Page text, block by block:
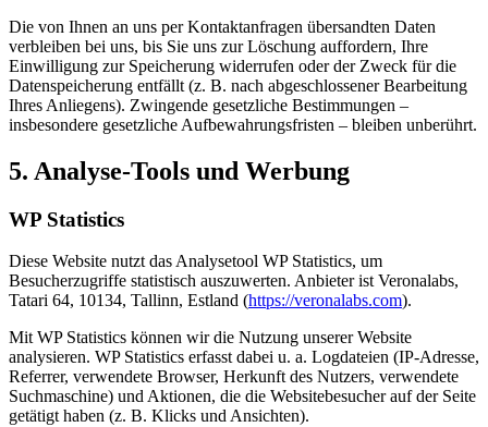
Die von Ihnen an uns per Kontaktanfragen übersandten Daten
verbleiben bei uns, bis Sie uns zur Löschung auffordern, Ihre
Einwilligung zur Speicherung widerrufen oder der Zweck für die
Datenspeicherung entfällt (z. B. nach abgeschlossener Bearbeitung
Ihres Anliegens). Zwingende gesetzliche Bestimmungen –
insbesondere gesetzliche Aufbewahrungsfristen – bleiben unberührt.
5. Analyse-Tools und Werbung
WP Statistics
Diese Website nutzt das Analysetool WP Statistics, um
Besucherzugriffe statistisch auszuwerten. Anbieter ist Veronalabs,
Tatari 64, 10134, Tallinn, Estland (https://veronalabs.com).
Mit WP Statistics können wir die Nutzung unserer Website
analysieren. WP Statistics erfasst dabei u. a. Logdateien (IP-Adresse,
Referrer, verwendete Browser, Herkunft des Nutzers, verwendete
Suchmaschine) und Aktionen, die die Websitebesucher auf der Seite
getätigt haben (z. B. Klicks und Ansichten).